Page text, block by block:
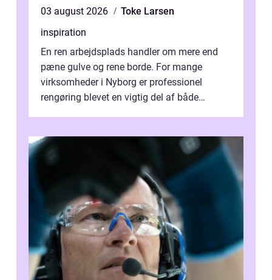
03 august 2026
Toke Larsen
inspiration
En ren arbejdsplads handler om mere end
pæne gulve og rene borde. For mange
virksomheder i Nyborg er professionel
rengøring blevet en vigtig del af både